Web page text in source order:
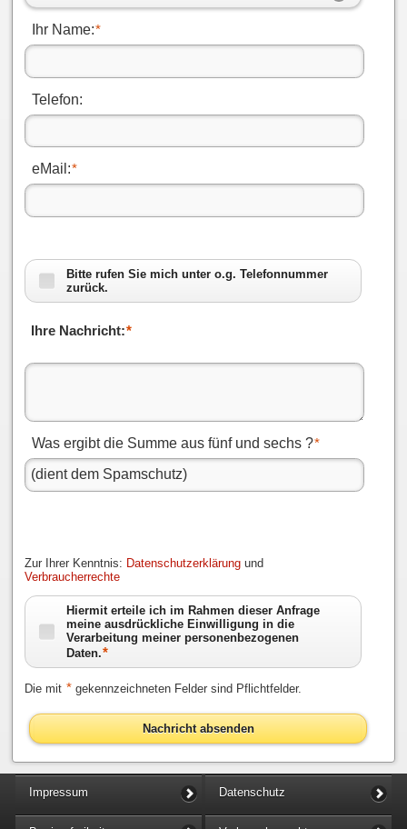
Ihr Name:*
Telefon:
eMail:*
Bitte rufen Sie mich unter o.g. Telefonnummer
zurück.
Ihre Nachricht:*
Was ergibt die Summe aus fünf und sechs ?*
Zur Ihrer Kenntnis: Datenschutzerklärungund
Verbraucherrechte
Hiermit erteile ich im Rahmen dieser Anfrage
meine ausdrückliche Einwilligung in die
Verarbeitung meiner personenbezogenen
Daten.*
Die mit *gekennzeichneten Felder sind Pflichtfelder.
Nachricht absenden
Impressum Datenschutz